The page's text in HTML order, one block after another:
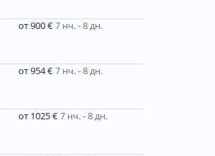
от 900 €7 нч. - 8 дн.
от 954 €7 нч. - 8 дн.
от 1025 €7 нч. - 8 дн.